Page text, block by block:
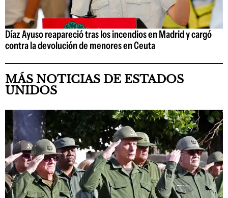
Díaz Ayuso reapareció tras los incendios en Madrid y cargó
contra la devolución de menores en Ceuta
MÁS NOTICIAS DE ESTADOS
UNIDOS